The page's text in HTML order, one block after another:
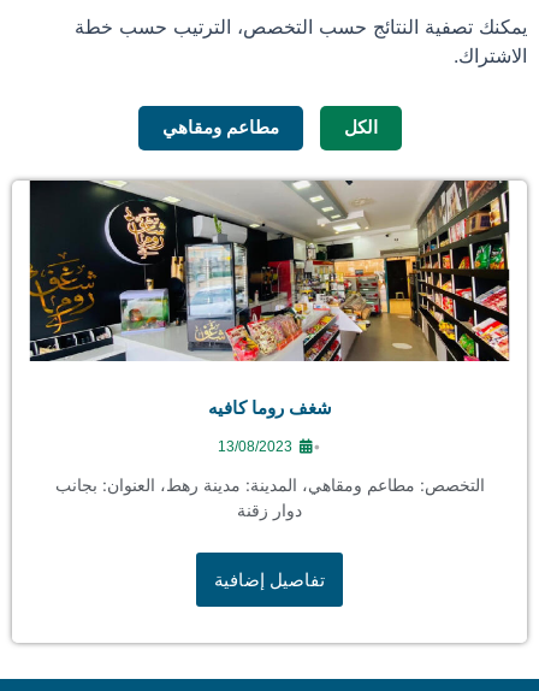
يمكنك تصفية النتائج حسب التخصص، الترتيب حسب خطة
الاشتراك.
الكل مطاعم ومقاهي
شغف روما كافيه
•
13/08/2023
التخصص: مطاعم ومقاهي، المدينة: مدينة رهط، العنوان: بجانب
دوار زقنة
تفاصيل إضافية